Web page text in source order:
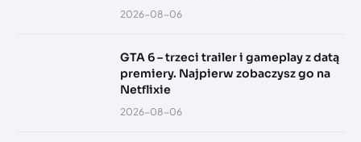
2026-08-06
GTA 6 – trzeci trailer i gameplay z datą
premiery. Najpierw zobaczysz go na
Netflixie
2026-08-06